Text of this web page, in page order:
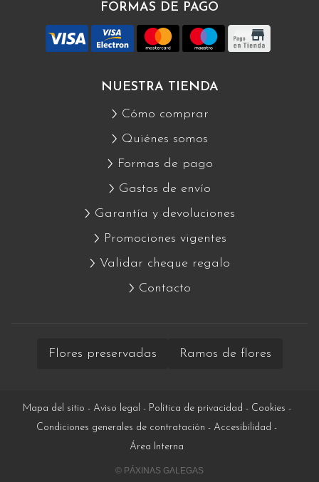
FORMAS DE PAGO
NUESTRA TIENDA
Cómo comprar
Quiénes somos
Formas de pago
Gastos de envío
Garantía y devoluciones
Promociones vigentes
Validar cheque regalo
Contacto
Flores preservadas Ramos de flores
Mapa del sitio - Aviso legal - Política de privacidad - Cookies -
Condiciones generales de contratación - Accesibilidad -
Área Interna
© PÁXINAS GALEGAS